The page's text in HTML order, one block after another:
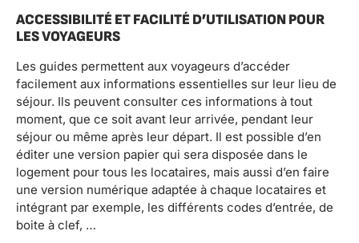
ACCESSIBILITÉ ET FACILITÉ D’UTILISATION POUR
LES VOYAGEURS
Les guides permettent aux voyageurs d’accéder
facilement aux informations essentielles sur leur lieu de
séjour. Ils peuvent consulter ces informations à tout
moment, que ce soit avant leur arrivée, pendant leur
séjour ou même après leur départ. Il est possible d’en
éditer une version papier qui sera disposée dans le
logement pour tous les locataires, mais aussi d’en faire
une version numérique adaptée à chaque locataires et
intégrant par exemple, les différents codes d’entrée, de
boite à clef, …